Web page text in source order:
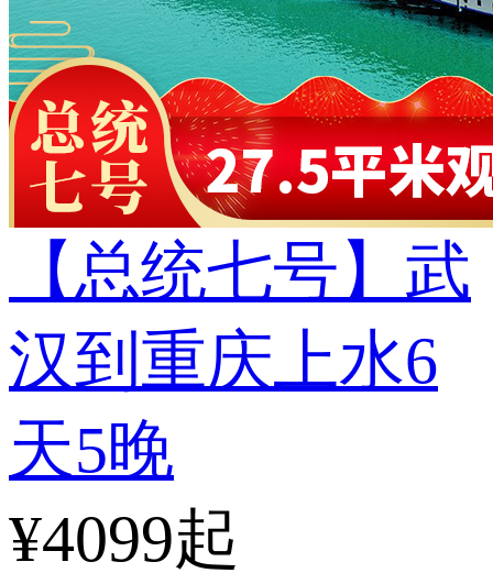
【总统七号】武
汉到重庆上水6
天5晚
¥4099起